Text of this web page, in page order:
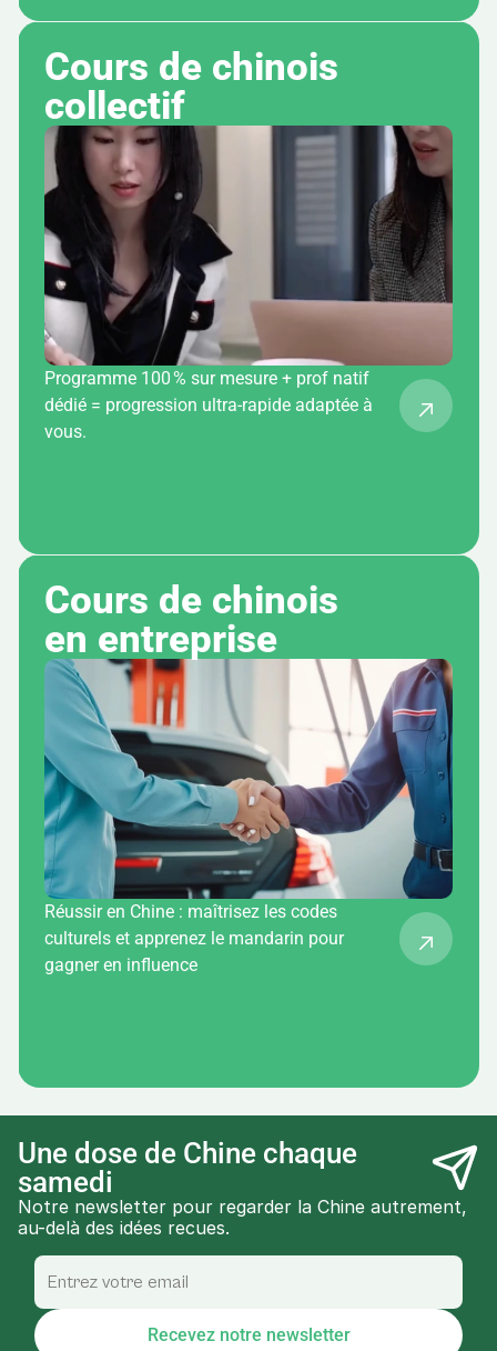
Cours de chinois
collectif
Programme 100 % sur mesure + prof natif
dédié = progression ultra-rapide adaptée à
vous.
Cours de chinois
en entreprise
Réussir en Chine : maîtrisez les codes
culturels et apprenez le mandarin pour
gagner en influence
Recevez notre newsletter
Une dose de Chine chaque
samedi
Notre newsletter pour regarder la Chine autrement,
au-delà des idées recues.